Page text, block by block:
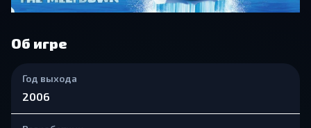
Об игре
Год выхода
2006